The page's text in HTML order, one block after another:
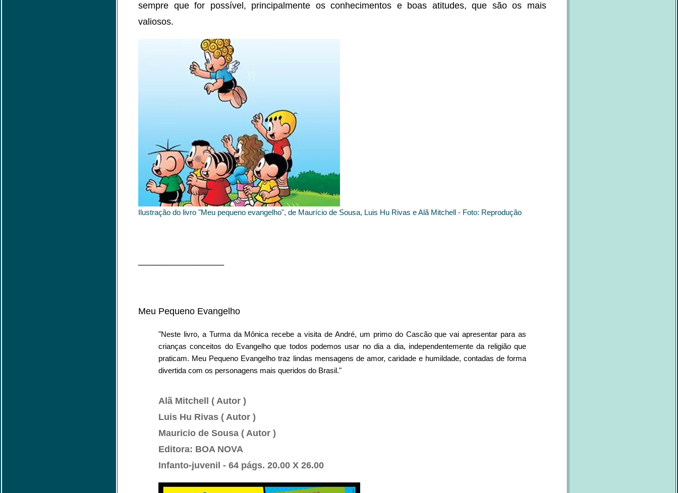
sempre que for possível, principalmente os conhecimentos e boas atitudes, que são os mais
valiosos.
Ilustração do livro "Meu pequeno evangelho", de Maurício de Sousa, Luis Hu Rivas e Alã Mitchell - Foto: Reprodução
Meu Pequeno Evangelho
"Neste livro, a Turma da Mônica recebe a visita de André, um primo do Cascão que vai apresentar para as
crianças conceitos do Evangelho que todos podemos usar no dia a dia, independentemente da religião que
praticam. Meu Pequeno Evangelho traz lindas mensagens de amor, caridade e humildade, contadas de forma
divertida com os personagens mais queridos do Brasil."
Alã Mitchell ( Autor )
Luis Hu Rivas ( Autor )
Mauricio de Sousa ( Autor )
Editora: BOA NOVA
Infanto-juvenil - 64 págs. 20.00 X 26.00